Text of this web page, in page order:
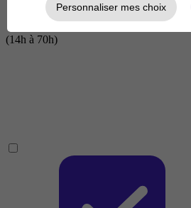
(14h à 70h)
Personnaliser mes choix